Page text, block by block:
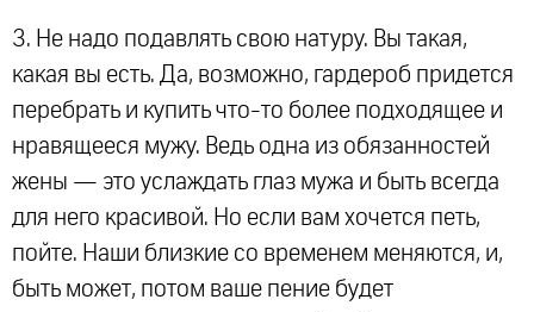
3. Не надо подавлять свою натуру. Вы такая,
какая вы есть. Да, возможно, гардероб придется
перебрать и купить что-то более подходящее и
нравящееся мужу. Ведь одна из обязанностей
жены — это услаждать глаз мужа и быть всегда
для него красивой. Но если вам хочется петь,
пойте. Наши близкие со временем меняются, и,
быть может, потом ваше пение будет